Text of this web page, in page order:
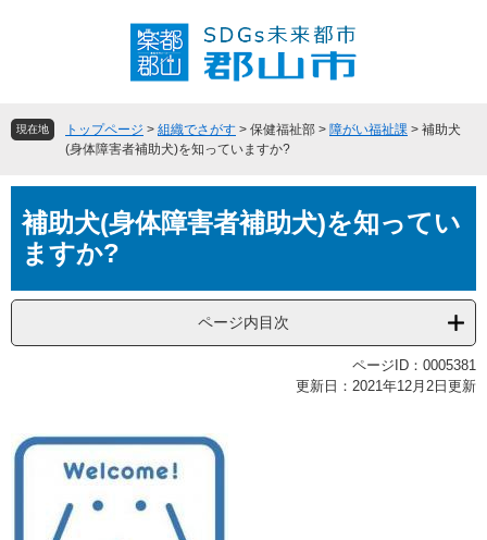
頭
飛現在地 トップページ > 組織でさがす > 保健福祉部 > 障がい福祉課 > 補助犬
(身体障害者補助犬)を知っていますか?
文補助犬(身体障害者補助犬)を知ってい
ますか?
ページ内目次
ページID：0005381
更新日：2021年12月2日更新